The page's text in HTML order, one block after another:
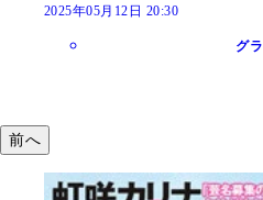
2025年05月12日 20:30
グ
前へ